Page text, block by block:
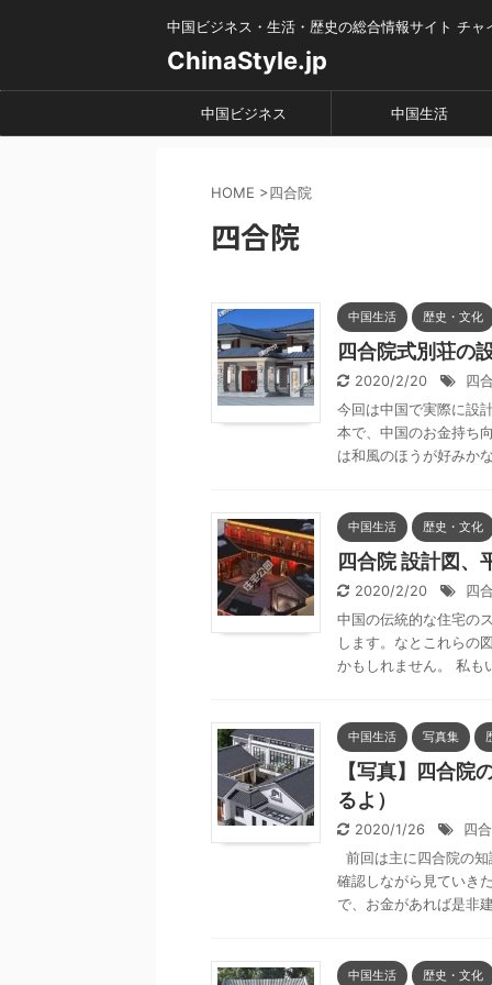
中国ビジネス・生活・歴史の総合情報サイト チャ
ChinaStyle.jp
中国ビジネス 中国生活
HOME >四合院
四合院
中国生活 歴史・文化
四合院式別荘の
2020/2/20
四
今回は中国で実際に設
本で、中国のお金持ち
は和風のほうが好みか
中国生活 歴史・文化
四合院 設計図
2020/2/20
四
中国の伝統的な住宅の
します。なとこれらの
かもしれません。 私も
中国生活 写真集
【写真】四合院
るよ）
2020/1/26
四
前回は主に四合院の
確認しながら見ていき
で、お金があれば是非
中国生活 歴史・文化